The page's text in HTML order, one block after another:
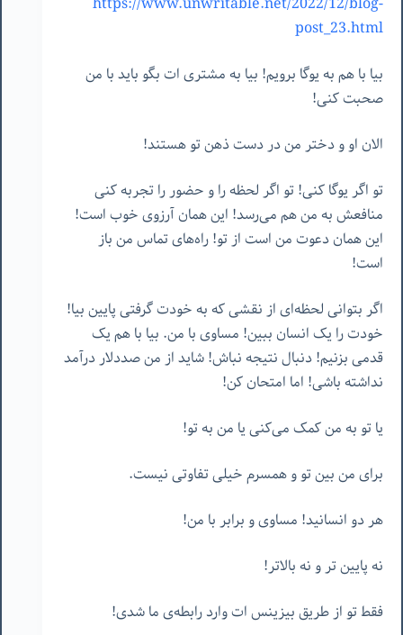
post_23.html
بیا با هم به یوگا برویم! بیا به مشتری ات بگو باید با من
صحبت کنی!
الان او و دختر من در دست ذهن تو هستند!
تو اگر یوگا کنی! تو اگر لحظه را و حضور را تجربه کنی
منافعش به من هم می‌رسد! این همان آرزوی خوب است!
این همان دعوت من است از تو! راه‌های تماس من باز
است!
اگر بتوانی لحظه‌ای از نقشی که به خودت گرفتی پایین بیا!
خودت را یک انسان ببین! مساوی با من. بیا با هم یک
قدمی بزنیم! دنبال نتیجه نباش! شاید از من صددلار درآمد
نداشته باشی! اما امتحان کن!
یا تو به من کمک می‌کنی یا من به تو!
برای من بین تو و همسرم خیلی تفاوتی نیست.
هر دو انسانید! مساوی و برابر با من!
نه پایین تر و نه بالاتر!
فقط تو از طریق بیزینس ات وارد رابطه‌ی ما شدی! ‌